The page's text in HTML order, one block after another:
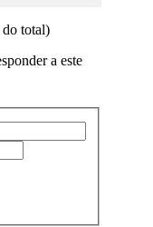
total)
a este